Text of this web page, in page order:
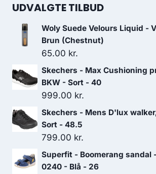
UDVALGTE TILBUD
Woly Suede Velours Liquid -
Brun (Chestnut)
65.00 kr.
Skechers - Max Cushioning
BKW - Sort - 40
999.00 kr.
Skechers - Mens D'lux
Sort - 48.5
799.00 kr.
Superfit - Boomerang
0240 - Blå - 26